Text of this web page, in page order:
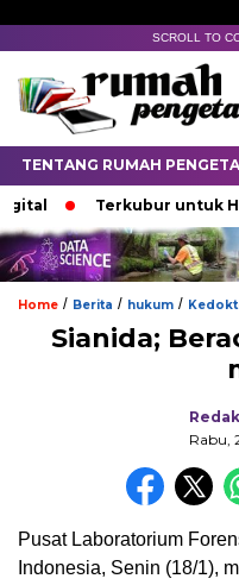
SCROLL TO
TENTANG RUMAH
Terkubur untuk Hidup
Home / Berita / hukum /
Sianida;
Rabu,
Pusat Laboratorium
Indonesia, Senin (18/1),